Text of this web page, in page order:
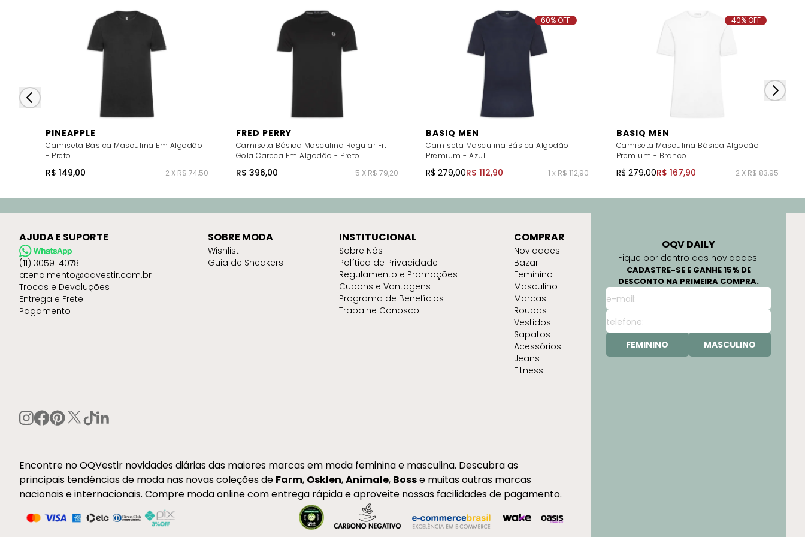
PINEAPPLE
Camiseta Básica Masculina Em Algodão
- Preto
R$ 149,00 2 X R$ 74,50
FRED PERRY
Camiseta Básica Masculina Regular Fit
Gola Careca Em Algodão - Preto
R$ 396,00 5 X R$ 79,20
BASIQ MEN
Camiseta Masculina Básica Algodão
Premium - Azul
R$ 279,00R$ 112,90 1 x R$ 112,90
60% OFF
BASIQ MEN
Camiseta Masculina Básica Algodão
Premium - Branco
R$ 279,00R$ 167,90 2 X R$ 83,95
40% OFF
OQV DAILY
Fique por dentro das novidades!
CADASTRE-SE E GANHE 15% DE
DESCONTO NA PRIMEIRA COMPRA.
FEMININO MASCULINO
AJUDA E SUPORTE
(11) 3059-4078
atendimento@oqvestir.com.br
Trocas e Devoluções
Entrega e Frete
Pagamento
SOBRE MODA
Wishlist
Guia de Sneakers
INSTITUCIONAL
Sobre Nós
Política de Privacidade
Regulamento e Promoções
Cupons e Vantagens
Programa de Benefícios
Trabalhe Conosco
COMPRAR
Novidades
Bazar
Feminino
Masculino
Marcas
Roupas
Vestidos
Sapatos
Acessórios
Jeans
Fitness
Encontre no OQVestir novidades diárias das maiores marcas em moda feminina e masculina. Descubra as
principais tendências de moda nas novas coleções de Farm, Osklen,Animale, Bosse muitas outras marcas
nacionais e internacionais. Compre moda online com entrega rápida e aproveite nossas facilidades de pagamento.